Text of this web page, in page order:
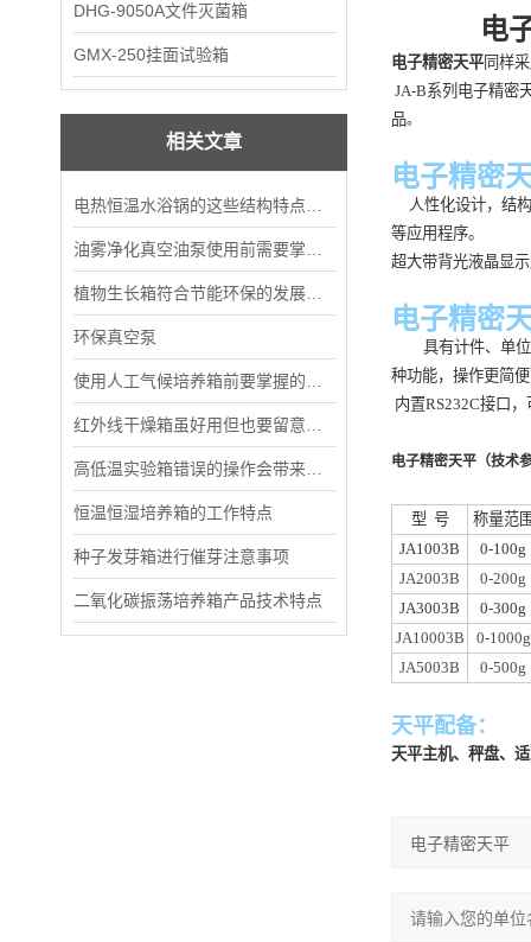
DHG-9050A文件灭菌箱
GMX-250挂面试验箱
相关文章
环保真空泵
恒温恒湿培养箱的工作特点
种子发芽箱进行催芽注意事项
二氧化碳振荡培养箱产品技术特点
电
电子精密天平同样
JA-B系列电子精密
品。
电子精密
人性化设计，结
等应用程序。
超大带背光液晶显
电子精密
具有计件、单
种功能，操作更简
内置RS232C接口
电子精密天平 （技术
型 号
称量范
JA1003B
0-100g
JA2003B
0-200g
JA3003B
0-300g
JA10003B
0-1000g
JA5003B
0-500g
天平配备：
天平主机、秤盘、